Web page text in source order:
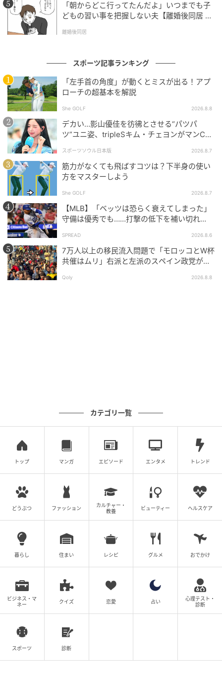
「朝からどこ行ってたんだよ」いつまでも子
どもの習い事を把握しない夫【離婚後同居 Vo
離婚後同居
スポーツ記事ランキング
「左手首の角度」が動くとミスが出る！アプ
ローチの超基本を解説
She GOLF 2026.8.8
デカい…影山優佳を彷彿とさせる“パツパ
ツ”ユニ姿、tripleSキム・チェヨンがマンC対
スポーツソウル日本版 2026.8.7
筋力がなくても飛ばすコツは？下半身の使い
方をマスターしよう
She GOLF 2026.8.7
【MLB】「ベッツは恐らく衰えてしまった」
守備は優秀でも……打撃の低下を補い切れ
し始めるべき」
SPREAD 2026.8.6
7万人以上の移民流入問題で「モロッコとW杯
共催はムリ」右派と左派のスペイン政党が要
Qoly 2026.8.8
カテゴリ一覧
トップ マンガ エピソード エンタメ トレンド
どうぶつ ファッション
カルチャー・
教養
ビューティー ヘルスケア
暮らし 住まい レシピ グルメ おでかけ
ビジネス・マ
ネー
クイズ 恋愛 占い
心理テスト・
診断
スポーツ 診断